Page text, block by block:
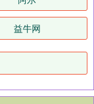
益牛网